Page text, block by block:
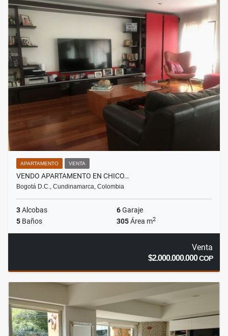
APARTAMENTO VENTA
VENDO APARTAMENTO EN CHICO…
Bogotá D.C., Cundinamarca, Colombia
3Alcobas 6Garaje
5 Baños 305Área m2
Venta
$2.000.000.000COP